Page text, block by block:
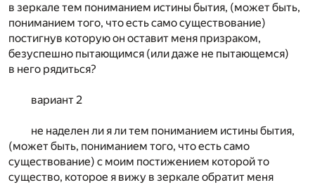
в зеркале тем пониманием истины бытия, (может быть,
пониманием того, что есть само существование)
постигнув которую он оставит меня призраком,
безуспешно пытающимся (или даже не пытающемся)
в него рядиться?
вариант 2
не наделен ли я ли тем пониманием истины бытия,
(может быть, пониманием того, что есть само
существование) с моим постижением которой то
существо, которое я вижу в зеркале обратит меня